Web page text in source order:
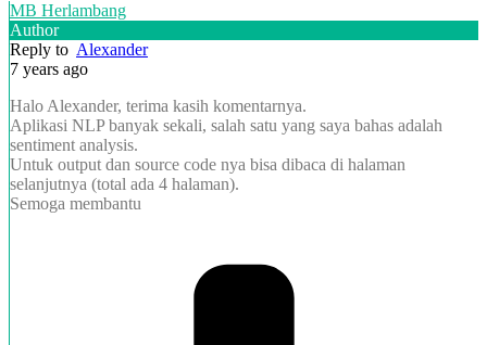
MB Herlambang
Author
Reply to Alexander
7 years ago
Halo Alexander, terima kasih komentarnya.
Aplikasi NLP banyak sekali, salah satu yang saya bahas adalah
sentiment analysis.
Untuk output dan source code nya bisa dibaca di halaman
selanjutnya (total ada 4 halaman).
Semoga membantu